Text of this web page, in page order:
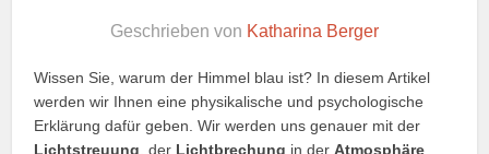
Geschrieben von Katharina Berger
Wissen Sie, warum der Himmel blau ist? In diesem Artikel
werden wir Ihnen eine physikalische und psychologische
Erklärung dafür geben. Wir werden uns genauer mit der
Lichtstreuung , der Lichtbrechung in derAtmosphäre